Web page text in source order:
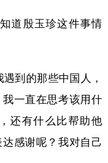
道殷玉珍这件事情
到的那些中国人，
一直在思考该用什
还有什么比帮助他
感谢呢？我对自己